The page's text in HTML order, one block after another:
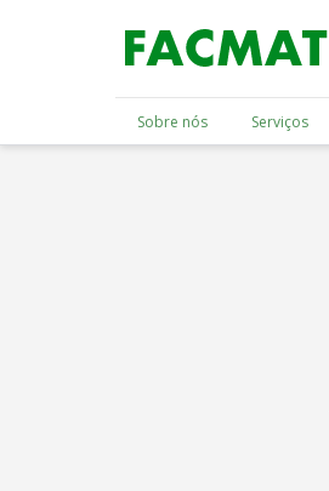
Sobre nós Serviços